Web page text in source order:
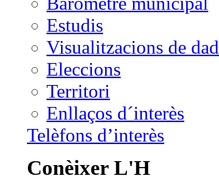
Estudis
Visualitzacions de
Eleccions
Territori
Enllaços d´interès
Telèfons d’interès
Conèixer L'H